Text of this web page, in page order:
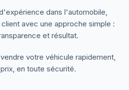
dans l'automobile,
avec une approche simple :
et résultat.
votre véhicule rapidement,
en toute sécurité.